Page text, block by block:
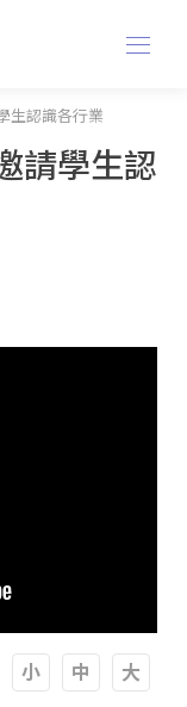
生認識各行業
請學生認